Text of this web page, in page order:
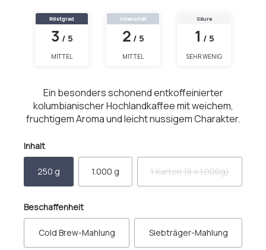
Röstgrad
3 / 5
MITTEL
Intensität
2 / 5
MITTEL
Säure
1 / 5
SEHR WENIG
Ein besonders schonend entkoffeinierter
kolumbianischer Hochlandkaffee mit weichem,
fruchtigem Aroma und leicht nussigem Charakter.
Inhaltauswählen
250 g 1.000 g 1 Karton (8 x 1.000g)
(Diese Option ist
Beschaffenheitauswählen
Cold Brew-Mahlung Siebträger-Mahlung